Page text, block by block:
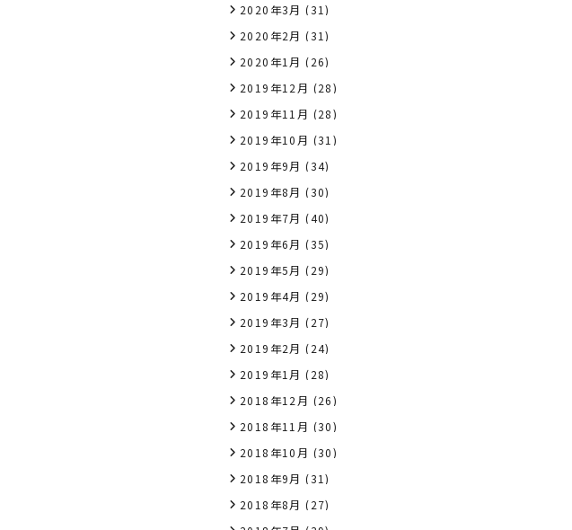
2020年3月 (31)
2020年2月 (31)
2020年1月 (26)
2019年12月 (28)
2019年11月 (28)
2019年10月 (31)
2019年9月 (34)
2019年8月 (30)
2019年7月 (40)
2019年6月 (35)
2019年5月 (29)
2019年4月 (29)
2019年3月 (27)
2019年2月 (24)
2019年1月 (28)
2018年12月 (26)
2018年11月 (30)
2018年10月 (30)
2018年9月 (31)
2018年8月 (27)